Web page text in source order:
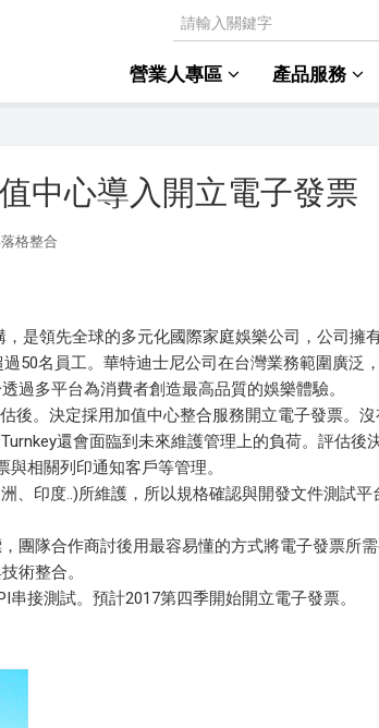
營業人專區 產品服務
中心導入開立電子發票
格整合
是領先全球的多元化國際家庭娛樂公司，公司擁
50名員工。華特迪士尼公司在台灣業務範圍廣泛
過多平台為消費者創造最高品質的娛樂體驗。
後。決定採用加值中心整合服務開立電子發票。沒
還會面臨到未來維護管理上的負荷。評估後
相關列印通知客戶等管理。
、印度..)所維護，所以規格確認與開發文件測試
團隊合作商討後用最容易懂的方式將電子發票所
術整合。
接測試。預計2017第四季開始開立電子發票。